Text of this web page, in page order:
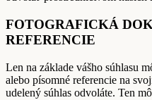
FOTOGRAFICKÁ
REFERENCIE
Len na základe vášho súhlasu
alebo písomné referencie na
udelený súhlas odvoláte. Ten